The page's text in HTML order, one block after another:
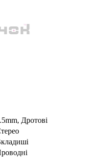
Дротові